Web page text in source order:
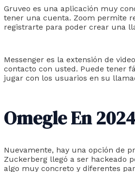
Gruveo es una aplicación muy
tener una cuenta. Zoom permite
registrarte para poder crear una
Messenger es la extensión de
contacto con usted. Puede tener
jugar con los usuarios en su
Omegle En
Nuevamente, hay una opción de
Zuckerberg llegó a ser hackeado
algo muy concreto y diferentes